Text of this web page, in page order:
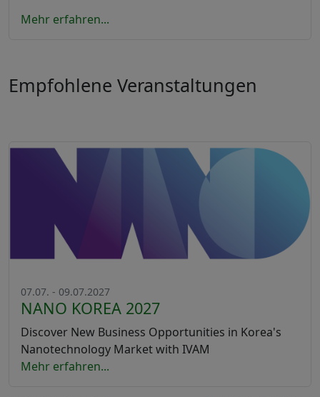
Mehr erfahren...
Empfohlene Veranstaltungen
07.07. - 09.07.2027
NANO KOREA 2027
Discover New Business Opportunities in Korea's
Nanotechnology Market with IVAM
Mehr erfahren...